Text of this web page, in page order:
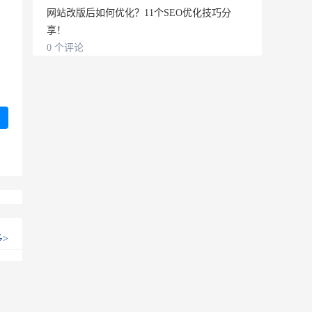
>
网站改版后如何优化？11个SEO优化技巧分
享！
0 个评论